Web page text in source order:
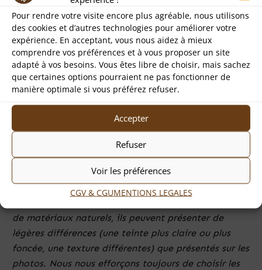
Pour rendre votre visite encore plus agréable, nous utilisons
des cookies et d’autres technologies pour améliorer votre
expérience. En acceptant, vous nous aidez à mieux
comprendre vos préférences et à vous proposer un site
adapté à vos besoins. Vous êtes libre de choisir, mais sachez
que certaines options pourraient ne pas fonctionner de
manière optimale si vous préférez refuser.
Accepter
Refuser
Voir les préférences
CGV & CGUMENTIONS LEGALES
mais n’est pas adapté aux montures très incurvées
(comme certains modèles de lunettes de moto) ou
aux lunettes avec de très grands verres.
Réalisé avec ducuir « Pueblo ». Il se reconnaît à son
aspect mat et sa texture légèrement rugueuse et
brossée. Avec le temps, il révèle une
naturellement soyeux.
Entièrementconfectionné et cousu à la mainavec
cuir italien de haute qualité
tannerie Badalassi Carlo.
Dimensions : 18 cm x 7,4 cm
de matériaux naturels, ils peuvent présenter de
légères différences (une teinte plus claire ou plus
foncée, une texture différentes) que présentés sur les
photos. Nous nous efforçons toujours de choisir les